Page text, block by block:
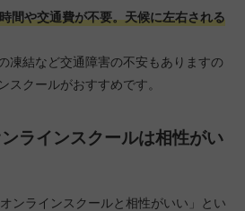
間や交通費が不要。天候に左右される
凍結など交通障害の不安もありますの
スクールがおすすめです。
ラインスクールは相性がい
ンラインスクールと相性がいい」とい